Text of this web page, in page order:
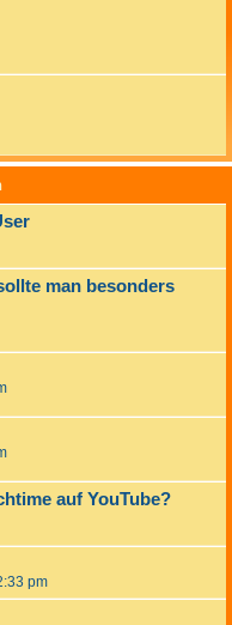
man besonders
auf YouTube?
pm